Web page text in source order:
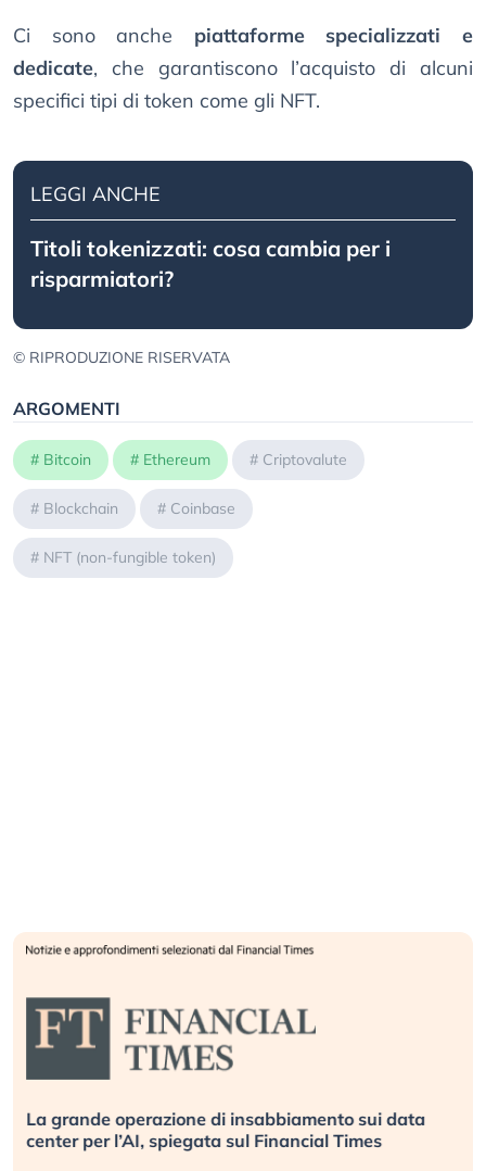
Ci sono anche piattaforme specializzati e
dedicate, che garantiscono l’acquisto di alcuni
specifici tipi di token come gli NFT.
LEGGI ANCHE
Titoli tokenizzati: cosa cambia per i
risparmiatori?
© RIPRODUZIONE RISERVATA
ARGOMENTI
# Bitcoin # Ethereum # Criptovalute
# Blockchain # Coinbase
# NFT (non-fungible token)
La grande operazione di insabbiamento sui data
center per l’AI, spiegata sul Financial Times